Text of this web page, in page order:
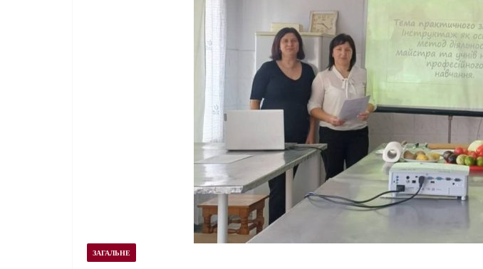
ЗАГАЛЬНЕ